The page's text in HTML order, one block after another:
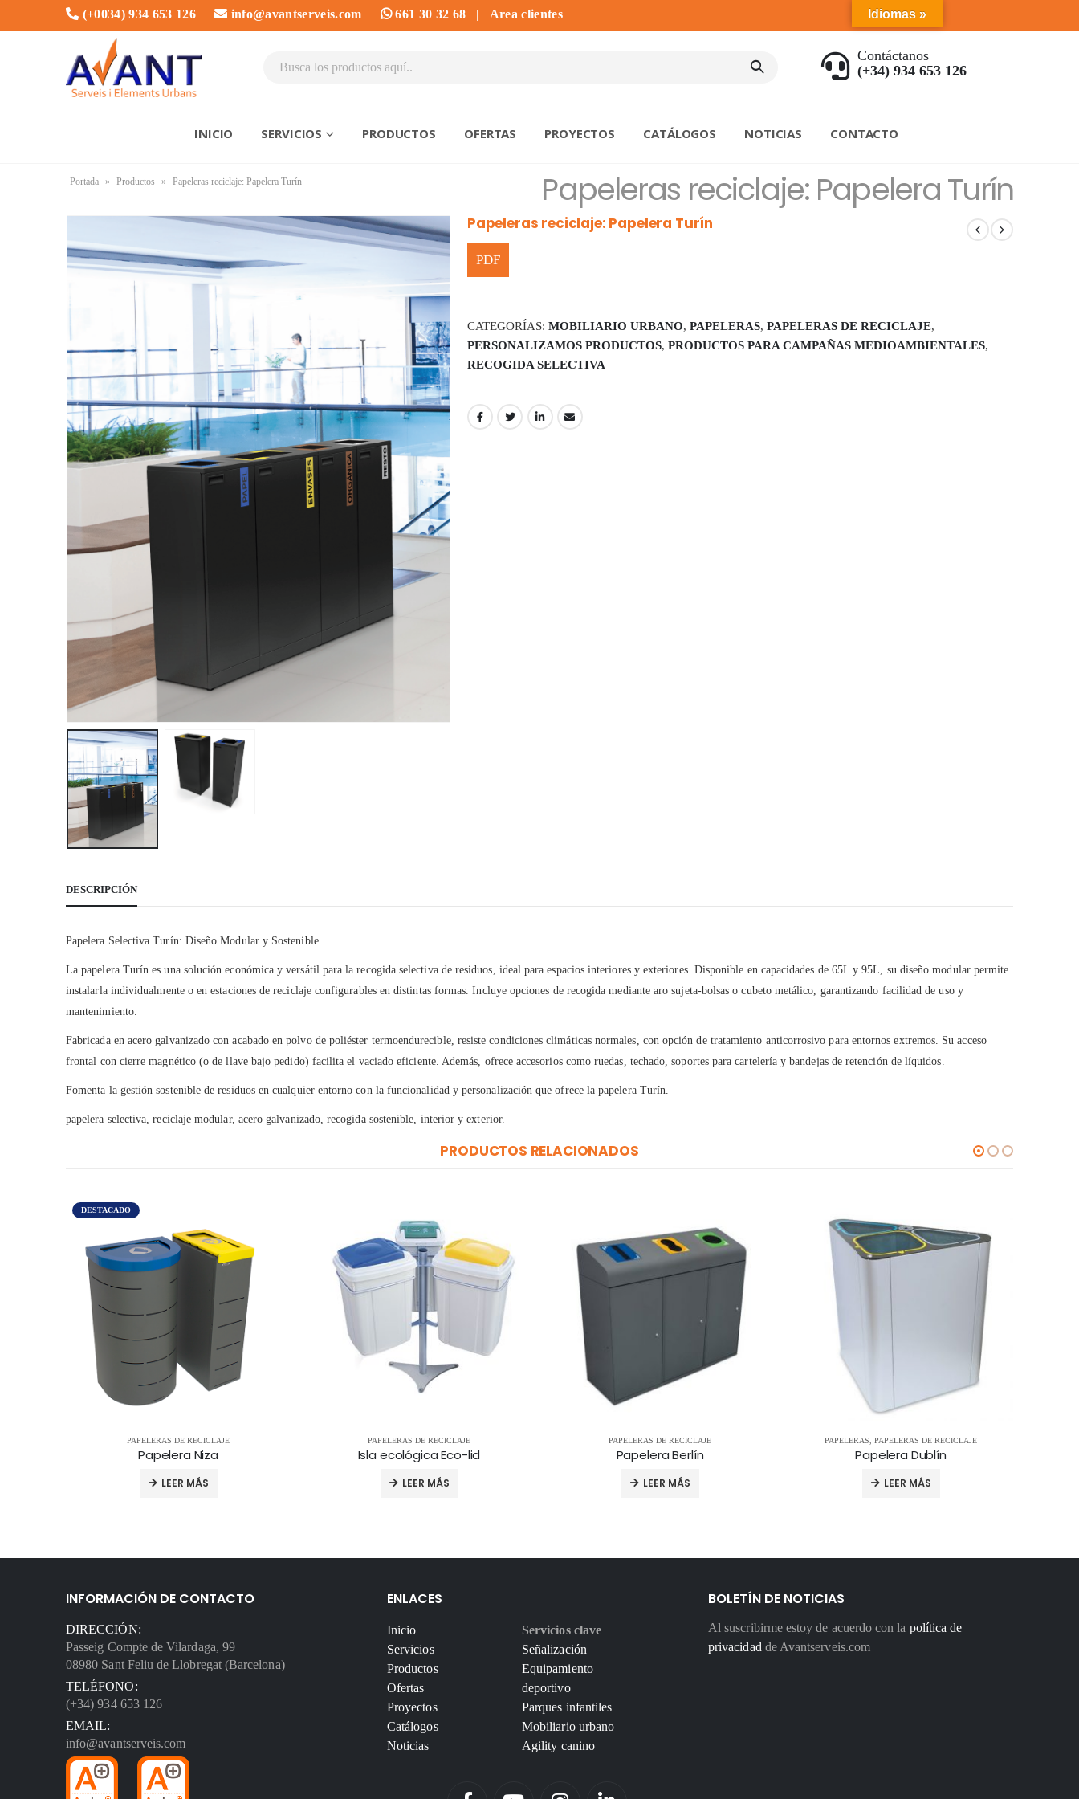
(+0034) 934 653 126 info@avantserveis.com 661 30 32 68 | Area clientes
Contáctanos
(+34) 934 653 126
INICIO SERVICIOS PRODUCTOS OFERTAS PROYECTOS CATÁLOGOS NOTICIAS CONTACTO
Papeleras reciclaje: Papelera Turín
Portada » Productos » Papeleras reciclaje: Papelera Turín
Papeleras reciclaje: Papelera Turín
CATEGORÍAS: MOBILIARIO URBANO, PAPELERAS, PAPELERAS DE RECICLAJE,
PERSONALIZAMOS PRODUCTOS, PRODUCTOS PARA CAMPAÑAS MEDIOAMBIENTALES,
RECOGIDA SELECTIVA
DESCRIPCIÓN
Papelera Selectiva Turín: Diseño Modular y Sostenible
La papelera Turín es una solución económica y versátil para la recogida selectiva de residuos, ideal para espacios interiores y exteriores. Disponible en capacidades de 65L y 95L, su diseño modular permite
instalarla individualmente o en estaciones de reciclaje configurables en distintas formas. Incluye opciones de recogida mediante aro sujeta-bolsas o cubeto metálico, garantizando facilidad de uso y
mantenimiento.
Fabricada en acero galvanizado con acabado en polvo de poliéster termoendurecible, resiste condiciones climáticas normales, con opción de tratamiento anticorrosivo para entornos extremos. Su acceso
frontal con cierre magnético (o de llave bajo pedido) facilita el vaciado eficiente. Además, ofrece accesorios como ruedas, techado, soportes para cartelería y bandejas de retención de líquidos.
Fomenta la gestión sostenible de residuos en cualquier entorno con la funcionalidad y personalización que ofrece la papelera Turín.
papelera selectiva, reciclaje modular, acero galvanizado, recogida sostenible, interior y exterior.
PRODUCTOS RELACIONADOS
DESTACADO
PAPELERAS DE RECICLAJE
Papelera Niza
LEER MÁS
PAPELERAS DE RECICLAJE
Isla ecológica Eco-lid
LEER MÁS
PAPELERAS DE RECICLAJE
Papelera Berlín
LEER MÁS
PAPELERAS PAPELERAS DE RECICLAJE
Papelera Dublín
LEER MÁS
INFORMACIÓN DE CONTACTO
DIRECCIÓN:
Passeig Compte de Vilardaga, 99
08980 Sant Feliu de Llobregat (Barcelona)
TELÉFONO:
(+34) 934 653 126
EMAIL:
info@avantserveis.com
ENLACES
Inicio
Servicios
Productos
Ofertas
Proyectos
Catálogos
Noticias
Servicios clave
Señalización
Equipamiento
deportivo
Parques infantiles
Mobiliario urbano
Agility canino
BOLETÍN DE NOTICIAS
Al suscribirme estoy de acuerdo con la política de
privacidad de Avantserveis.com
Idiomas »